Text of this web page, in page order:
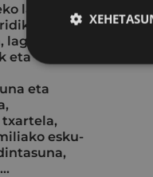
laguntza,
eta
eta
esku-